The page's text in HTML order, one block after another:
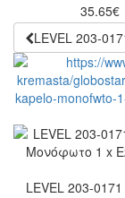
35.65€
LEVEL 203-
LEVEL 203-